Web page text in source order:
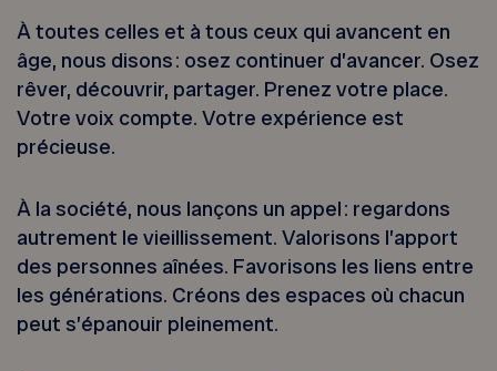
À toutes celles et à tous ceux qui avancent en
âge, nous disons : osez continuer d’avancer. Osez
rêver, découvrir, partager. Prenez votre place.
Votre voix compte. Votre expérience est
précieuse.
À la société, nous lançons un appel : regardons
autrement le vieillissement. Valorisons l’apport
des personnes aînées. Favorisons les liens entre
les générations. Créons des espaces où chacun
peut s’épanouir pleinement.